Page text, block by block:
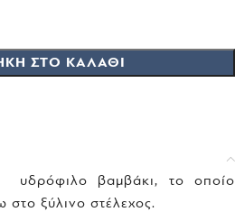
ΣΤΟ ΚΑΛΆΘΙ
υδρόφιλο βαμβάκι, το οποίο
ξύλινο στέλεχος.